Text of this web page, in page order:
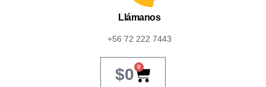
Llámanos
+56 72 222 7443
$0 0